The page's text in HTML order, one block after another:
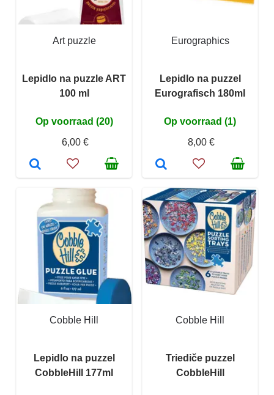
Art puzzle
Lepidlo na puzzle ART
100 ml
Op voorraad (20)
6,00 €
Eurographics
Lepidlo na puzzel
Eurografisch 180ml
Op voorraad (1)
8,00 €
Cobble Hill
Lepidlo na puzzel
CobbleHill 177ml
Cobble Hill
Triediče puzzel
CobbleHill